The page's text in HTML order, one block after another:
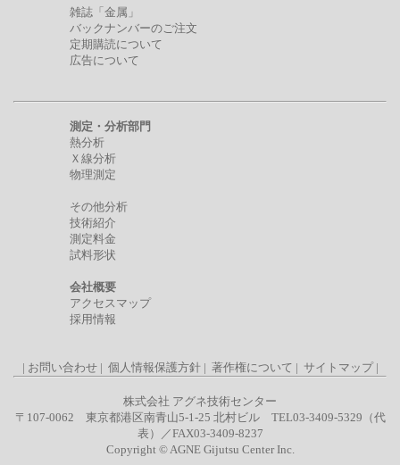
雑誌「金属」
バックナンバーのご注文
定期購読について
広告について
測定・分析部門
熱分析
Ｘ線分析
物理測定
その他分析
技術紹介
測定料金
試料形状
会社概要
アクセスマップ
採用情報
| お問い合わせ| 個人情報保護方針| 著作権について | サイトマップ|
株式会社 アグネ技術センター
〒107-0062 東京都港区南青山5-1-25 北村ビル TEL03-3409-5329（代
表）／FAX03-3409-8237
Copyright © AGNE Gijutsu Center Inc.